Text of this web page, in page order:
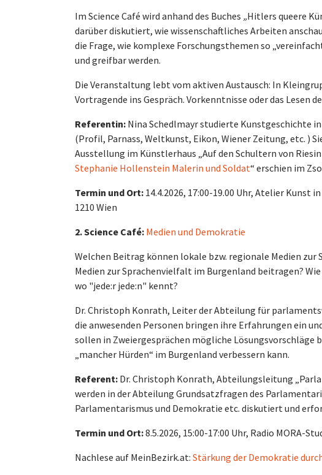
Im Science Café wird anhand des Buches „Hitlers queere
darüber diskutiert, wie wissenschaftliches Arbeiten
die Frage, wie komplexe Forschungsthemen so
und greifbar werden.
Die Veranstaltung lebt vom aktiven Austausch: In
Vortragende ins Gespräch. Vorkenntnisse oder das Lesen
Referentin: Nina Schedlmayr studierte Kunstgeschichte
(Profil, Parnass, Weltkunst, Eikon, Wiener Zeitung, etc. )
Ausstellung im Künstlerhaus „Auf den Schultern von
Stephanie Hollenstein Malerin und Soldat“ erschien im
Termin und Ort: 14.4.2026, 17:00-19.00 Uhr, Atelier
1210 Wien
2. Science Café: Medien und Demokratie
Welchen Beitrag können lokale bzw. regionale Medien
Medien zur Sprachenvielfalt im Burgenland beitragen?
wo "jede:r jede:n" kennt?
Dr. Christoph Konrath, Leiter der Abteilung für
die anwesenden Personen bringen ihre Erfahrungen ein
sollen in Zweiergesprächen mögliche
„mancher Hürden“ im Burgenland verbessern kann.
Referent: Dr. Christoph Konrath, Abteilungsleitung
werden in der Abteilung Grundsatzfragen des
Parlamentarismus und Demokratie etc. diskutiert und
Termin und Ort:8.5.2026, 15:00-17:00 Uhr, Radio MORA-
Nachlese auf MeinBezirk.at: Stärkung der Demokratie